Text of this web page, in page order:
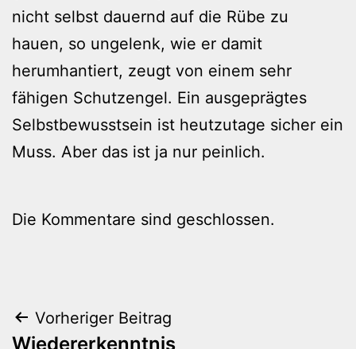
nicht selbst dauernd auf die Rübe zu
hauen, so ungelenk, wie er damit
herumhantiert, zeugt von einem sehr
fähigen Schutzengel. Ein ausgeprägtes
Selbstbewusstsein ist heutzutage sicher ein
Muss. Aber das ist ja nur peinlich.
Die Kommentare sind geschlossen.
Beitragsnavigation
Vorheriger Beitrag
Wiedererkenntnis